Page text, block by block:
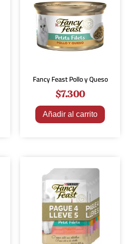
Fancy Feast Pollo y Queso
$7.300
Añadir al carrito